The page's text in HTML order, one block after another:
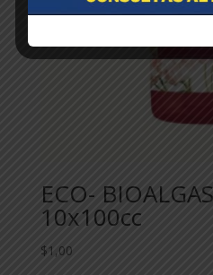
ECO-
10x100cc
$1,00